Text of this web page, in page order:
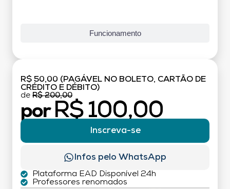
Funcionamento
R$ 50,00 (PAGÁVEL NO BOLETO, CARTÃO DE
CRÉDITO E DÉBITO)
de R$ 200,00
por R$ 100,00
Inscreva-se
Infos pelo WhatsApp
Plataforma EAD Disponível 24h
Professores renomados